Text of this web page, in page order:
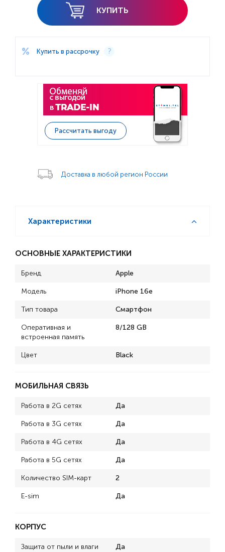
КУПИТЬ
Купить в рассрочку
Рассчитать выгоду
Доставка в любой регион России
Характеристики
ОСНОВНЫЕ ХАРАКТЕРИСТИКИ
Бренд Apple
Модель iPhone 16e
Тип товара Смартфон
Оперативная и
встроенная память
8/128 GB
Цвет Black
МОБИЛЬНАЯ СВЯЗЬ
Работа в 2G сетях Да
Работа в 3G сетях Да
Работа в 4G сетях Да
Работа в 5G сетях Да
Количество SIM-карт 2
E-sim Да
КОРПУС
Защита от пыли и влаги Да